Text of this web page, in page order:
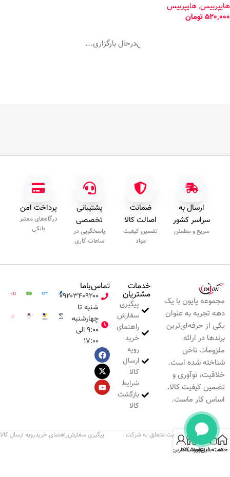
هایپربیس,هایپربیس
520,000تومان
درحال بارگزاری...
ارسال به
سراسر کشور
سریع و مطمئن
ضمانت
اصالت کالا
تضمین کیفیت
مواد
پشتیبانی
تخصصی
پاسخگویی در
ساعات کاری
پرداخت امن
درگاه‌های معتبر
بانکی
مجموعه پایون با یک
دهه تجربه به عنوان
یکی از حرفه‌ای‌ترین
برندها در ارائه
ملزومات ناخن
شناخته شده است.
خلاقیت، نوآوری و
تضمین کیفیت کالا،
اساس کار ماست.
خدمات
مشتریان
پیگیری
سفارش
راهنمای
خرید
رویه
ارسال
کالا
شرایط
بازگشت
کالا
تماس‌با‌ما
۰۹۲۰۳۴۰۹۲۰۰
شنبه تا
چهارشنبه
۹:۰۰ الی
۱۷:۰۰
تمامی حقوق این وب‌سایت متعلق به شرکت
پایون می‌باشد.
پیگیری سفارشراهنمای خریدرویه ارسال کالا
خانهدسته‌بندیفیلترهافروشگاه
حساب کاربری من